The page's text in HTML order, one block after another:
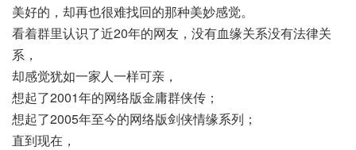
美好的，却再也很难找回的那种美妙感觉。
看着群里认识了近20年的网友，没有血缘关系没有法律关
系，
却感觉犹如一家人一样可亲，
想起了2001年的网络版金庸群侠传；
想起了2005年至今的网络版剑侠情缘系列；
直到现在，